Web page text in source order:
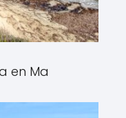
en Ma